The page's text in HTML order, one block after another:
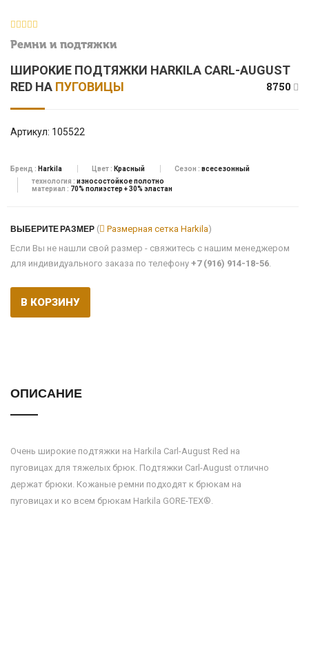
Ремни и подтяжки
ШИРОКИЕ ПОДТЯЖКИ HARKILA CARL-AUGUST
RED НА ПУГОВИЦЫ 8750
Артикул: 105522
Бренд : Harkila Цвет : Красный Сезон : всесезонный
технология : износостойкое полотно
материал : 70% полиэстер + 30% эластан
ВЫБЕРИТЕ РАЗМЕР ( Размерная сетка Harkila)
Если Вы не нашли свой размер - свяжитесь с нашим менеджером
для индивидуального заказа по телефону +7 (916) 914-18-56.
В КОРЗИНУ
ОПИСАНИЕ
Очень широкие подтяжки на Harkila Carl-August Red на
пуговицах для тяжелых брюк. Подтяжки Carl-August отлично
держат брюки. Кожаные ремни подходят к брюкам на
пуговицах и ко всем брюкам Harkila GORE-TEX®.